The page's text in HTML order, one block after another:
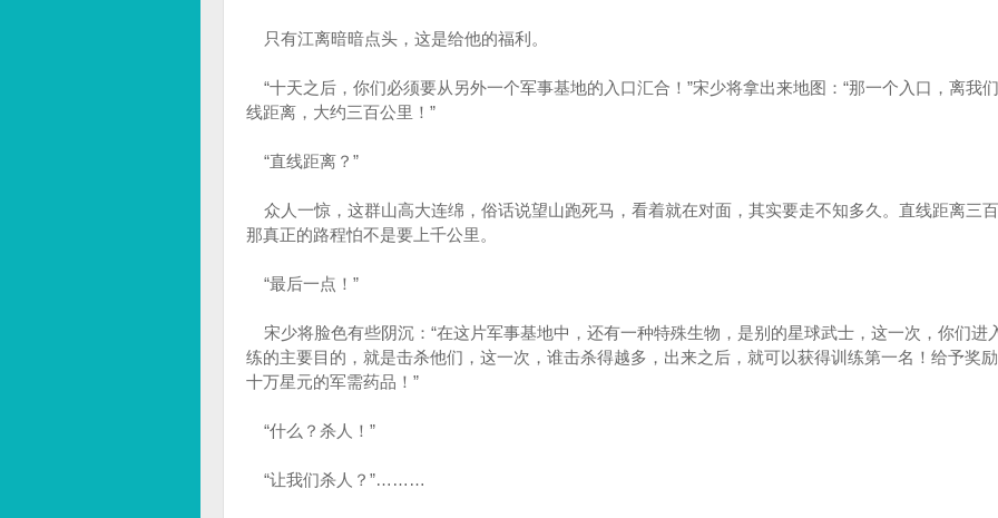
只有江离暗暗点头，这是给他的福利。
“十天之后，你们必须要从另外一个军事基地的入口汇合！”宋少将拿出来地图：“那一个入口，离我
线距离，大约三百公里！”
“直线距离？”
众人一惊，这群山高大连绵，俗话说望山跑死马，看着就在对面，其实要走不知多久。直线距离三百
那真正的路程怕不是要上千公里。
“最后一点！”
宋少将脸色有些阴沉：“在这片军事基地中，还有一种特殊生物，是别的星球武士，这一次，你们进
练的主要目的，就是击杀他们，这一次，谁击杀得越多，出来之后，就可以获得训练第一名！给予奖
十万星元的军需药品！”
“什么？杀人！”
“让我们杀人？”………